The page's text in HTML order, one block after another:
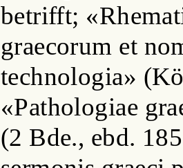
betrifft;
graecorum et
technologia»
«Pathologiae
(2 Bde., ebd.